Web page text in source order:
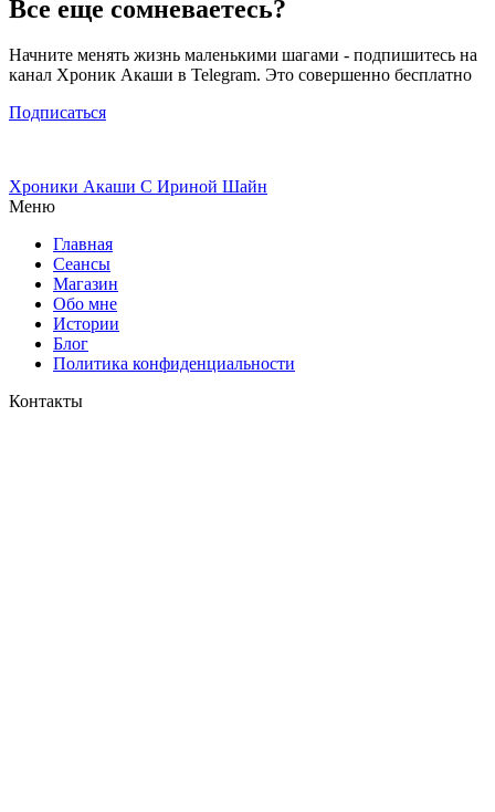
Все еще сомневаетесь?
Начните менять жизнь маленькими шагами - подпишитесь на
канал Хроник Акаши в Telegram. Это совершенно бесплатно
Подписаться
Хроники Акаши С Ириной Шайн
Меню
Главная
Сеансы
Магазин
Обо мне
Истории
Блог
Политика конфиденциальности
Контакты